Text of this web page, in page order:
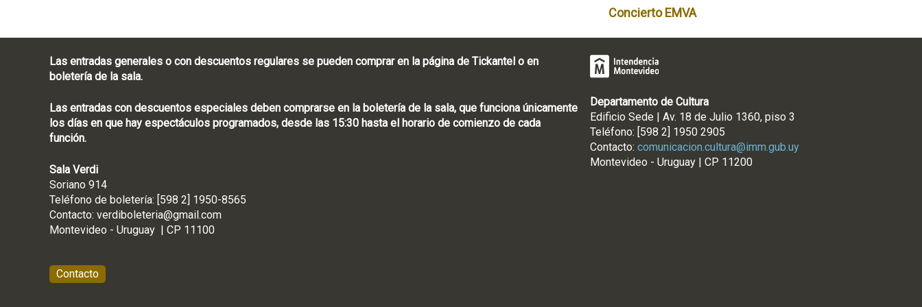
Concierto EMVA
Las entradas generales o con descuentos regulares se pueden comprar en la página de Tickantel o en
boletería de la sala.
Las entradas con descuentos especiales deben comprarse en la boletería de la sala, que funciona únicamente
los días en que hay espectáculos programados, desde las 15:30 hasta el horario de comienzo de cada
función.
Sala Verdi
Soriano 914
Teléfono de boletería: [598 2] 1950-8565
Contacto: verdiboleteria@gmail.com
Montevideo - Uruguay | CP 11100
Contacto
Departamento de Cultura
Edificio Sede | Av. 18 de Julio 1360, piso 3
Teléfono: [598 2] 1950 2905
Contacto: comunicacion.cultura@imm.gub.uy
Montevideo - Uruguay | CP 11200